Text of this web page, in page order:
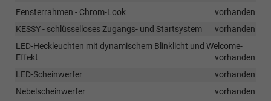
Fensterrahmen - Chrom-Look
vorhanden
KESSY - schlüsselloses Zugangs- und Startsystem
vorhanden
LED-Heckleuchten mit dynamischem Blinklicht und Welcome-
Effekt
vorhanden
LED-Scheinwerfer
vorhanden
Nebelscheinwerfer
vorhanden